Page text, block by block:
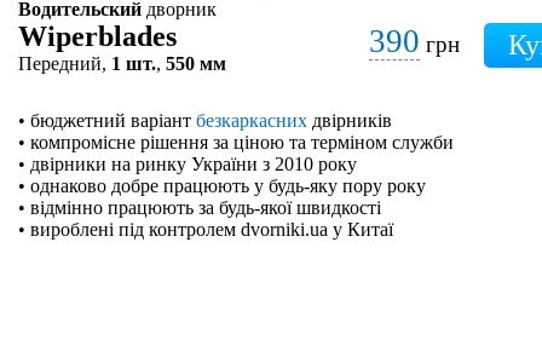
Водительский дворник
Wiperblades
Передний, 1 шт., 550 мм
390 грн
• бюджетний варіант безкаркасних двірників
• компромісне рішення за ціною та терміном служби
• двірники на ринку України з 2010 року
• однаково добре працюють у будь-яку пору року
• відмінно працюють за будь-якої швидкості
• вироблені під контролем dvorniki.ua у Китаї